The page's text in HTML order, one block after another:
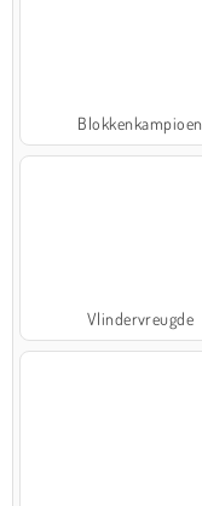
Blokkenkampioen
Vlindervreugde